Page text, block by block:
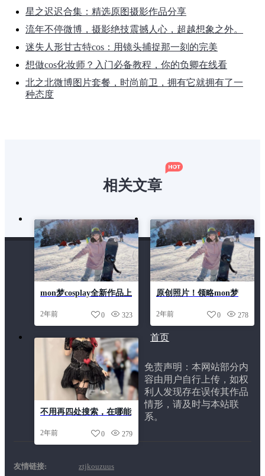
星之迟迟合集：精选原图摄影作品分享
流年不停微博，摄影绝技震撼人心，超越想象之外。
迷失人形甘古特cos：用镜头捕捉那一刻的完美
想做cos化妆师？入门必备教程，你的负卿在线看
北之北微博图片套餐，时尚前卫，拥有它就拥有了一
种态度
相关文章
mon梦cosplay全新作品上
2年前 323
0
原创照片！领略mon梦
2年前 278
0
不用再四处搜索，在哪能
定会找到你需要的图片
2年前 279
0
首页
免责声明：本网站部分内
容由用户自行上传，如权
利人发现存在误传其作品
情形，请及时与本站联
系。
友情链接: ztjkouzuus